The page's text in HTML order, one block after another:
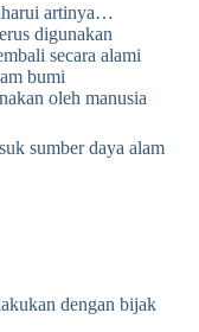
artinya…
digunakan
secara alami
bumi
oleh manusia
sumber daya alam
dengan bijak